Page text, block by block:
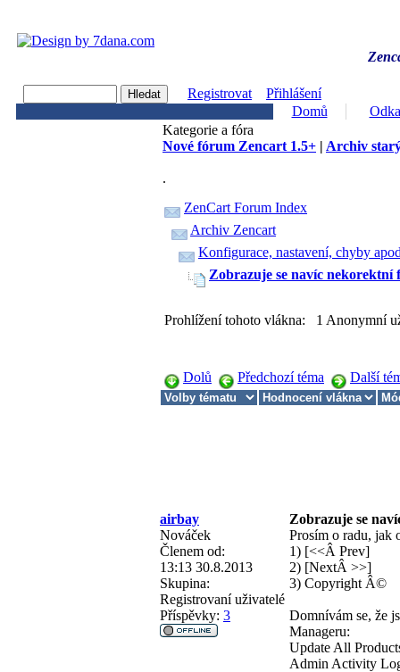
Registrovat
Přihlášení
Domů
Kategorie a fóra
Nové fórum Zencart 1.5+ | Archiv
.
ZenCart Forum Index
Archiv Zencart
Konfigurace, nastavení, chyby
Zobrazuje se navíc nekorektní
Prohlížení tohoto vlákna: 1 Anonymní
Dolů Předchozí téma Další
airbay
Zobrazuje se
Nováček
Členem od:
13:13 30.8.2013
Skupina:
Registrovaní uživatelé
Příspěvky: 3
Prosím o radu, jak
1) [<<Â Prev]
2) [NextÂ >>]
3) Copyright Â©
Domnívám se, že
Manageru:
Update All
Admin Activity